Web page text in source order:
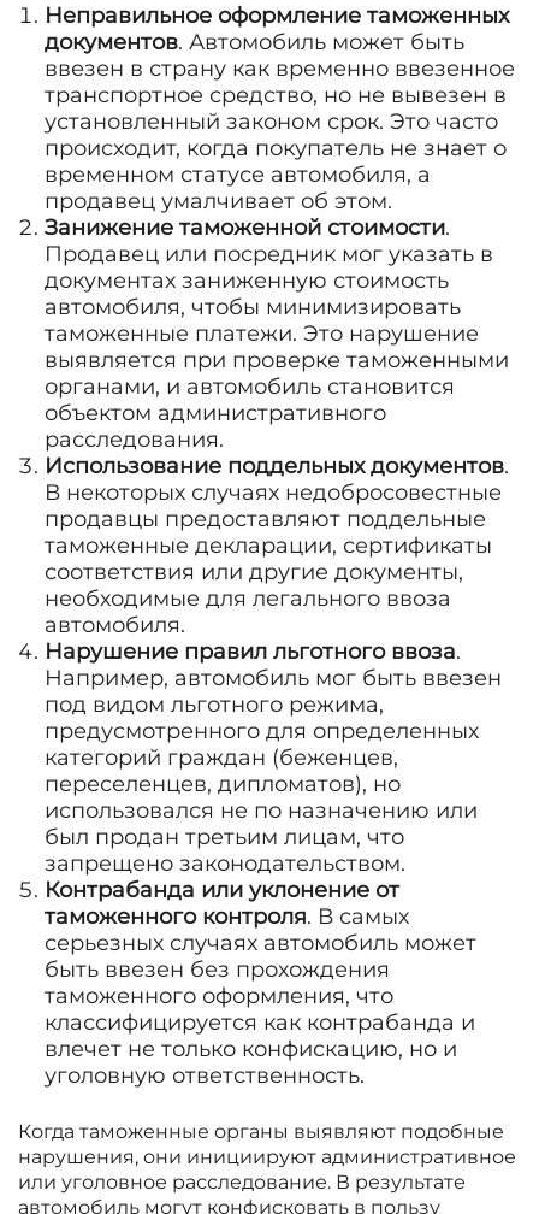
Неправильное оформление таможенных
документов. Автомобиль может быть
ввезен в страну как временно ввезенное
транспортное средство, но не вывезен в
установленный законом срок. Это часто
происходит, когда покупатель не знает о
временном статусе автомобиля, а
продавец умалчивает об этом.
Занижение таможенной стоимости.
Продавец или посредник мог указать в
документах заниженную стоимость
автомобиля, чтобы минимизировать
таможенные платежи. Это нарушение
выявляется при проверке таможенными
органами, и автомобиль становится
объектом административного
расследования.
Использование поддельных документов.
В некоторых случаях недобросовестные
продавцы предоставляют поддельные
таможенные декларации, сертификаты
соответствия или другие документы,
необходимые для легального ввоза
автомобиля.
Нарушение правил льготного ввоза.
Например, автомобиль мог быть ввезен
под видом льготного режима,
предусмотренного для определенных
категорий граждан (беженцев,
переселенцев, дипломатов), но
использовался не по назначению или
был продан третьим лицам, что
запрещено законодательством.
Контрабанда или уклонение от
таможенного контроля. В самых
серьезных случаях автомобиль может
быть ввезен без прохождения
таможенного оформления, что
классифицируется как контрабанда и
влечет не только конфискацию, но и
уголовную ответственность.
Когда таможенные органы выявляют подобные
нарушения, они инициируют административное
или уголовное расследование. В результате
автомобиль могут конфисковать в пользу